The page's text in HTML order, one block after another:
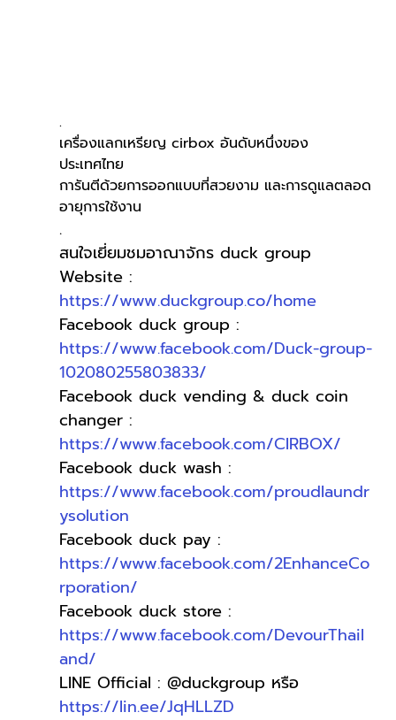
.
เครื่องแลกเหรียญ cirbox อันดับหนึ่งของ
ประเทศไทย
การันตีด้วยการออกแบบที่สวยงาม และการดูแลตลอด
อายุการใช้งาน
.
สนใจเยี่ยมชมอาณาจักร duck group
Website :
https://www.duckgroup.co/home
Facebook duck group :
https://www.facebook.com/Duck-group-
102080255803833/
Facebook duck vending & duck coin
changer :
https://www.facebook.com/CIRBOX/
Facebook duck wash :
https://www.facebook.com/proudlaundr
ysolution
Facebook duck pay :
https://www.facebook.com/2EnhanceCo
rporation/
Facebook duck store :
https://www.facebook.com/DevourThail
and/
LINE Official : @duckgroup หรือ
https://lin.ee/JqHLLZD